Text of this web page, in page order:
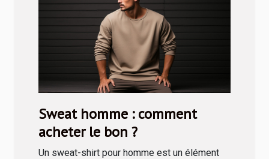
Sweat homme : comment
acheter le bon ?
Un sweat-shirt pour homme est un élément